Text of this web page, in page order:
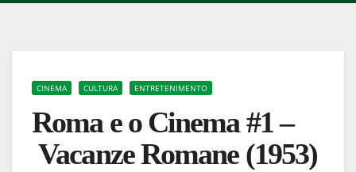
CINEMA CULTURA ENTRETENIMENTO
Roma e o Cinema #1 –
Vacanze Romane (1953)